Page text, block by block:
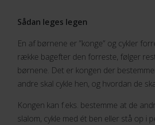
Sådan leges legen
En af børnene er ”konge” og cykler
række bagefter den forreste, følger
børnene. Det er kongen der
andre skal cykle hen, og hvordan de
Kongen kan f.eks. bestemme at de
slalom, cykle med ét ben eller stå op i